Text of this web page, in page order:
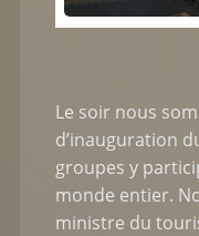
Le soir nous
d’inauguration
groupes y
monde entier.
ministre du